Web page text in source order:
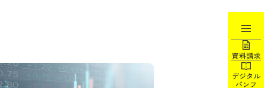
資料請求
デジタル
パンフ